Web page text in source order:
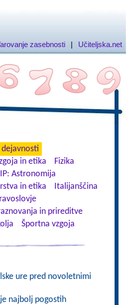
zasebnosti | Učiteljska.net
dejavnosti
in etika
Fizika
IP: Astronomija
in etika
Italijanščina
in prireditve
Športna vzgoja
ure pred novoletnimi
najbolj pogostih